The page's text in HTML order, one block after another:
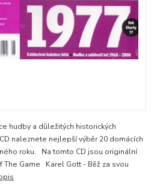
hudby a důležitých historických
naleznete nejlepší výběr 20 domácích
roku. Na tomto CD jsou originální
The Game Karel Gott - Běž za svou